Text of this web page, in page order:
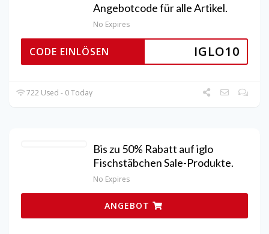
Angebotcode für alle Artikel.
No Expires
IGLO10
CODE EINLÖSEN
722 Used - 0 Today
Bis zu 50% Rabatt auf iglo
Fischstäbchen Sale-Produkte.
No Expires
ANGEBOT